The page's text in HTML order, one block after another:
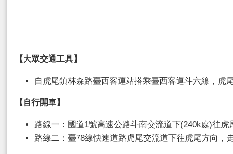
【大眾交通工具】
自虎尾鎮林森路臺西客運站搭乘臺西客運斗六線，虎
【 自行開車】
路線一：國道1號高速公路斗南交流道下(240k處)往虎
路線二：臺78線快速道路虎尾交流道下往虎尾方向，